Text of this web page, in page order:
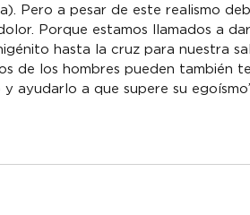
Pero a pesar de este realismo
Porque estamos llamados a
hasta la cruz para nuestra
de los hombres pueden también
ayudarlo a que supere su